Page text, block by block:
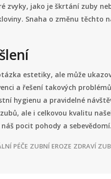
zvyky, jako je škrtání zuby
Snaha o změnu těchto
estetiky, ale může
a řešení takových
hygienu a pravidelné
ale i celkovou kvalitu
pocit pohody a sebevědomí.
PÉČE ZUBNÍ EROZE ZDRAVÍ